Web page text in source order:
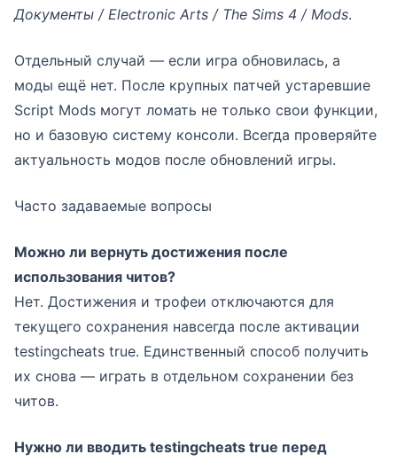
Документы / Electronic Arts / The Sims 4 / Mods.
Отдельный случай — если игра обновилась, а
моды ещё нет. После крупных патчей устаревшие
Script Mods могут ломать не только свои функции,
но и базовую систему консоли. Всегда проверяйте
актуальность модов после обновлений игры.
Часто задаваемые вопросы
Можно ли вернуть достижения после
использования читов?
Нет. Достижения и трофеи отключаются для
текущего сохранения навсегда после активации
testingcheats true. Единственный способ получить
их снова — играть в отдельном сохранении без
читов.
Нужно ли вводить testingcheats true перед